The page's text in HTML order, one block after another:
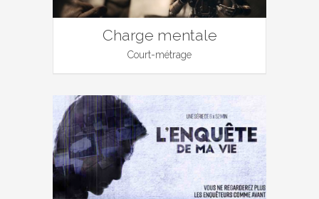
Charge mentale
Court-métrage